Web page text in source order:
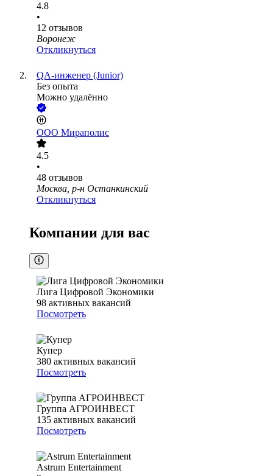
4.8
•
12 отзывов
Воронеж
Откликнуться
QA-инженер (Junior)
Без опыта
Можно удалённо
ООО Мираполис
4.5
•
48 отзывов
Москва, р-н Останкинский
Откликнуться
Компании для вас
Лига Цифровой Экономики
98 активных вакансий
Посмотреть
Купер
380 активных вакансий
Посмотреть
Группа АГРОИНВЕСТ
135 активных вакансий
Посмотреть
Astrum Entertainment